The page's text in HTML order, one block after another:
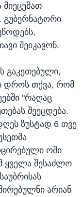
მიეცემათ
გუბერნატორი
შეიკავონ.
გაკეთებული,
დროს თქვა, რომ
"რაღაც
შეეცდება.
ზუსტად 6 თვე
ომი
ყველა შესაძლო
არიან